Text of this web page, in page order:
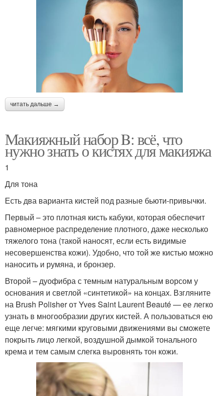
читать дальше →
Макияжный набор B: всё, что
нужно знать о кистях для макияжа
1
Для тона
Есть два варианта кистей под разные бьюти-привычки.
Первый – это плотная кисть кабуки, которая обеспечит
равномерное распределение плотного, даже несколько
тяжелого тона (такой наносят, если есть видимые
несовершенства кожи). Удобно, что той же кистью можно
наносить и румяна, и бронзер.
Второй – дуофибра с темным натуральным ворсом у
основания и светлой «синтетикой» на концах. Взгляните
на Brush Polisher от Yves Saint Laurent Beauté — ее легко
узнать в многообразии других кистей. А пользоваться ею
еще легче: мягкими круговыми движениями вы сможете
покрыть лицо легкой, воздушной дымкой тонального
крема и тем самым слегка выровнять тон кожи.